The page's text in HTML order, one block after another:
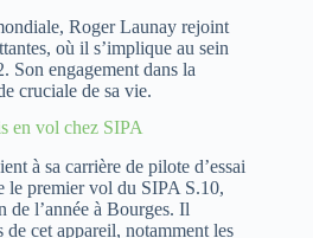
Roger Launay rejoint
où il s’implique au sein
Son engagement dans la
cruciale de sa vie.
en vol chez SIPA
à sa carrière de pilote d’essai
le premier vol du SIPA S.10,
de l’année à Bourges. Il
cet appareil, notamment les